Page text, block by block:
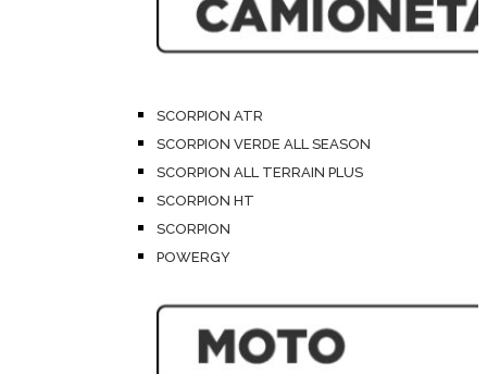
SCORPION ATR
SCORPION VERDE ALL SEASON
SCORPION ALL TERRAIN PLUS
SCORPION HT
SCORPION
POWERGY